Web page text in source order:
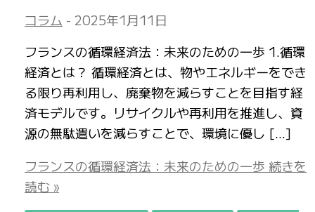
コラム - 2025年1月11日
フランスの循環経済法：未来のための一歩 1.循環
経済とは？ 循環経済とは、物やエネルギーをでき
る限り再利用し、廃棄物を減らすことを目指す経
済モデルです。リサイクルや再利用を推進し、資
源の無駄遣いを減らすことで、環境に優し […]
フランスの循環経済法：未来のための一歩 続きを
読む »